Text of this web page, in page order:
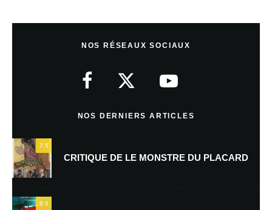
NOS RÉSEAUX SOCIAUX
NOS DERNIERS ARTICLES
7.5
CRITIQUE DE LE MONSTRE DU PLACARD
9.5